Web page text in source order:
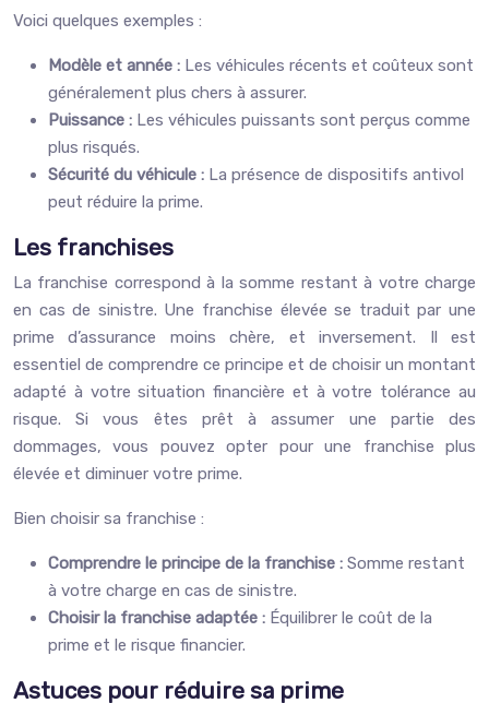
Voici quelques exemples :
Modèle et année : Les véhicules récents et coûteux sont
généralement plus chers à assurer.
Puissance : Les véhicules puissants sont perçus comme
plus risqués.
Sécurité du véhicule : La présence de dispositifs antivol
peut réduire la prime.
Les franchises
La franchise correspond à la somme restant à votre charge
en cas de sinistre. Une franchise élevée se traduit par une
prime d’assurance moins chère, et inversement. Il est
essentiel de comprendre ce principe et de choisir un montant
adapté à votre situation financière et à votre tolérance au
risque. Si vous êtes prêt à assumer une partie des
dommages, vous pouvez opter pour une franchise plus
élevée et diminuer votre prime.
Bien choisir sa franchise :
Comprendre le principe de la franchise : Somme restant
à votre charge en cas de sinistre.
Choisir la franchise adaptée : Équilibrer le coût de la
prime et le risque financier.
Astuces pour réduire sa prime